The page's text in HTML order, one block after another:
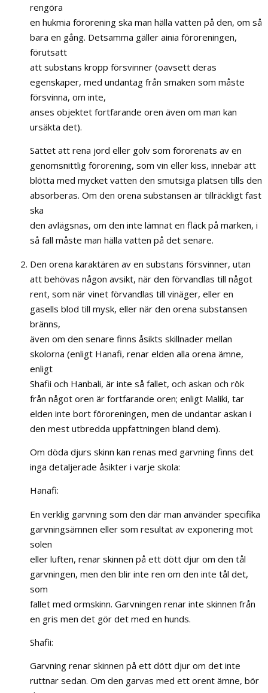
rengöra
en hukmia förorening ska man hälla vatten på den, om så
bara en gång. Detsamma gäller ainia föroreningen,
förutsatt
att substans kropp försvinner (oavsett deras
egenskaper, med undantag från smaken som måste
försvinna, om inte,
anses objektet fortfarande oren även om man kan
ursäkta det).
Sättet att rena jord eller golv som förorenats av en
genomsnittlig förorening, som vin eller kiss, innebär att
blötta med mycket vatten den smutsiga platsen tills den
absorberas. Om den orena substansen är tillräckligt fast
ska
den avlägsnas, om den inte lämnat en fläck på marken, i
så fall måste man hälla vatten på det senare.
Den orena karaktären av en substans försvinner, utan
att behövas någon avsikt, när den förvandlas till något
rent, som när vinet förvandlas till vinäger, eller en
gasells blod till mysk, eller när den orena substansen
bränns,
även om den senare finns åsikts skillnader mellan
skolorna (enligt Hanafi, renar elden alla orena ämne,
enligt
Shafii och Hanbali, är inte så fallet, och askan och rök
från något oren är fortfarande oren; enligt Maliki, tar
elden inte bort föroreningen, men de undantar askan i
den mest utbredda uppfattningen bland dem).
Om döda djurs skinn kan renas med garvning finns det
inga detaljerade åsikter i varje skola:
Hanafi:
En verklig garvning som den där man använder specifika
garvningsämnen eller som resultat av exponering mot
solen
eller luften, renar skinnen på ett dött djur om den tål
garvningen, men den blir inte ren om den inte tål det,
som
fallet med ormskinn. Garvningen renar inte skinnen från
en gris men det gör det med en hunds.
Shafii:
Garvning renar skinnen på ett dött djur om det inte
ruttnar sedan. Om den garvas med ett orent ämne, bör